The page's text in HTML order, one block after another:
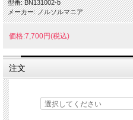
型番: BN131002-b
メーカー: ノルソルマニア
価格:7,700円(税込)
注文